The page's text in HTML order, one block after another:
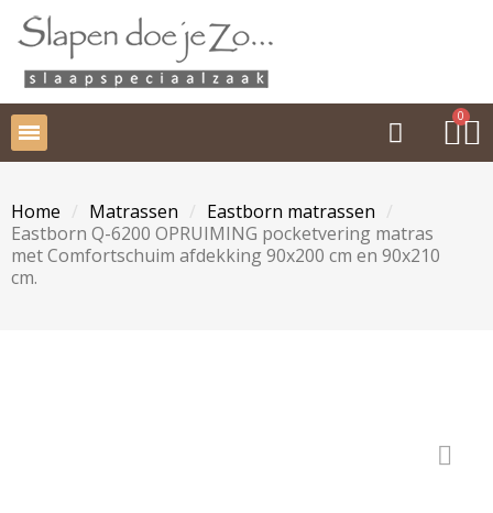
Home Matrassen
Eastborn matrassen
Eastborn Q-6200 OPRUIMING pocketvering matras
met Comfortschuim afdekking 90x200 cm en 90x210
cm.